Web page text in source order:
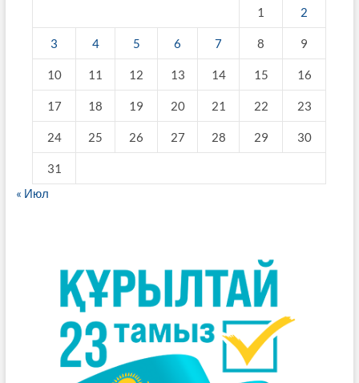
1 2
3 4 5 6 7 8 9
10 11 12 13 14 15 16
17 18 19 20 21 22 23
24 25 26 27 28 29 30
31
« Июл